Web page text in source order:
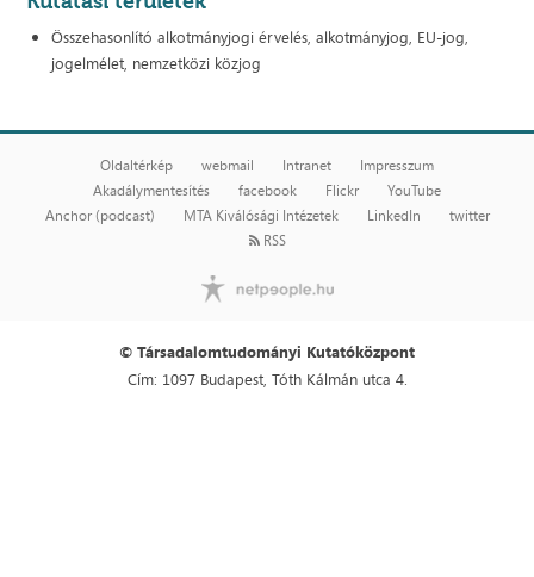
Összehasonlító alkotmányjogi érvelés, alkotmányjog, EU-jog,
jogelmélet, nemzetközi közjog
Oldaltérkép webmail Intranet
Impresszum
Akadálymentesítés
facebook Flickr
YouTube
Anchor (podcast)
MTA Kiválósági Intézetek LinkedIn
twitter
RSS
© Társadalomtudományi Kutatóközpont
Cím: 1097 Budapest, Tóth Kálmán utca 4.